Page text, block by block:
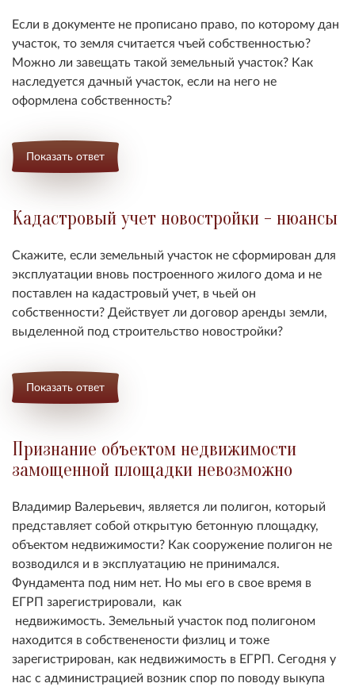
Если в документе не прописано право, по которому дан
участок, то земля считается чъей собственностью?
Можно ли завещать такой земельный участок? Как
наследуется дачный участок, если на него не
оформлена собственность?
Показать ответ
Кадастровый учет новостройки - нюансы
Скажите, если земельный участок не сформирован для
эксплуатации вновь построенного жилого дома и не
поставлен на кадастровый учет, в чьей он
собственности? Действует ли договор аренды земли,
выделенной под строительство новостройки?
Показать ответ
Признание объектом недвижимости
замощенной площадки невозможно
Владимир Валерьевич, является ли полигон, который
представляет собой открытую бетонную площадку,
объектом недвижимости? Как сооружение полигон не
возводился и в эксплуатацию не принимался.
Фундамента под ним нет. Но мы его в свое время в
ЕГРП зарегистрировали, как
недвижимость. Земельный участок под полигоном
находится в собственености физлиц и тоже
зарегистрирован, как недвижимость в ЕГРП. Сегодня у
нас с администрацией возник спор по поводу выкупа